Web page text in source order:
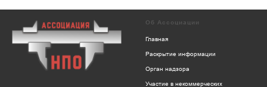
Об Ассоциации
Главная
Раскрытие информации
Орган надзора
Участие в некоммерческих